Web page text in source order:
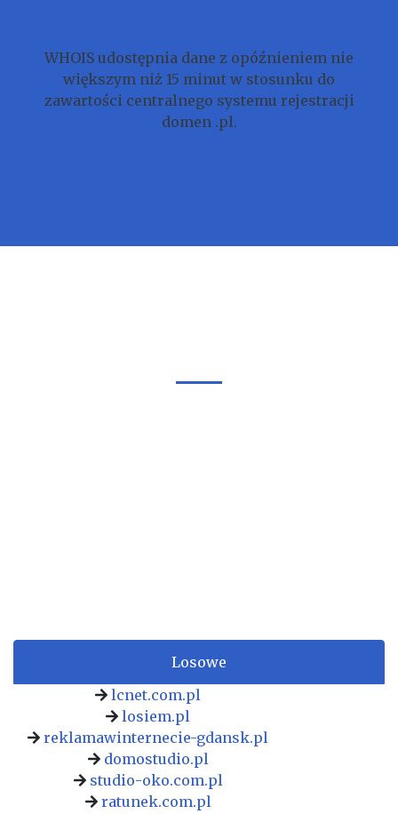
WHOIS udostępnia dane z opóźnieniem nie
większym niż 15 minut w stosunku do
zawartości centralnego systemu rejestracji
domen .pl.
Losowe
lcnet.com.pl
losiem.pl
reklamawinternecie-gdansk.pl
domostudio.pl
studio-oko.com.pl
ratunek.com.pl